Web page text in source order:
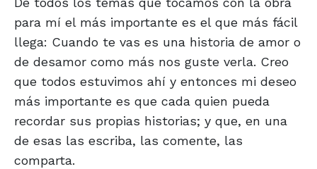
para mí el más importante es el que más fácil
llega: Cuando te vas es una historia de amor o
de desamor como más nos guste verla. Creo
que todos estuvimos ahí y entonces mi deseo
más importante es que cada quien pueda
recordar sus propias historias; y que, en una
de esas las escriba, las comente, las
comparta.